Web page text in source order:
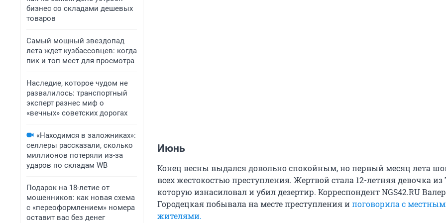
бизнес со складами дешевых
товаров
Самый мощный звездопад
лета ждет кузбассовцев: когда
пик и топ мест для просмотра
Наследие, которое чудом не
развалилось: транспортный
эксперт разнес миф о
«вечных» советских дорогах
«Находимся в заложниках»:
селлеры рассказали, сколько
миллионов потеряли из-за
ударов по складам WB
Подарок на 18-летие от
мошенников: как новая схема
с «переоформлением» номера
оставит вас без денег
Июнь
Конец весны выдался довольно спокойным, но первый месяц лета
всех жестокостью преступления. Жертвой стала 12-летняя девочка из
которую изнасиловал и убил дезертир. Корреспондент NGS42.RU
Городецкая побывала на месте преступления ипоговорила с
жителями.